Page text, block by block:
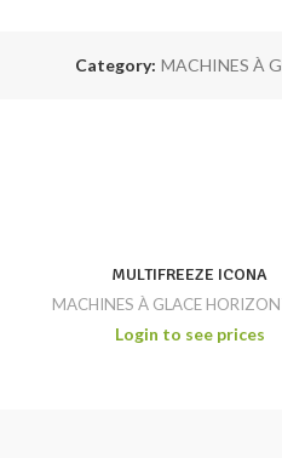
Category: MACHINES À
MULTIFREEZE ICONA
MACHINES À GLACE
Login to see prices